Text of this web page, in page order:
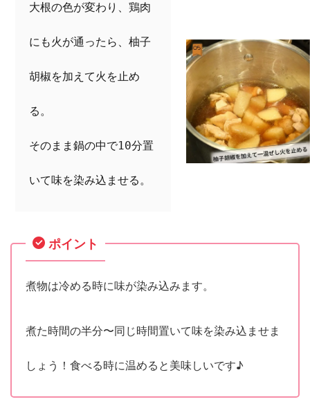
大根の色が変わり、鶏肉
にも火が通ったら、柚子
胡椒を加えて火を止め
る。
そのまま鍋の中で10分置
いて味を染み込ませる。
ポイント
煮物は冷める時に味が染み込みます。
煮た時間の半分〜同じ時間置いて味を染み込ませま
しょう！食べる時に温めると美味しいです♪